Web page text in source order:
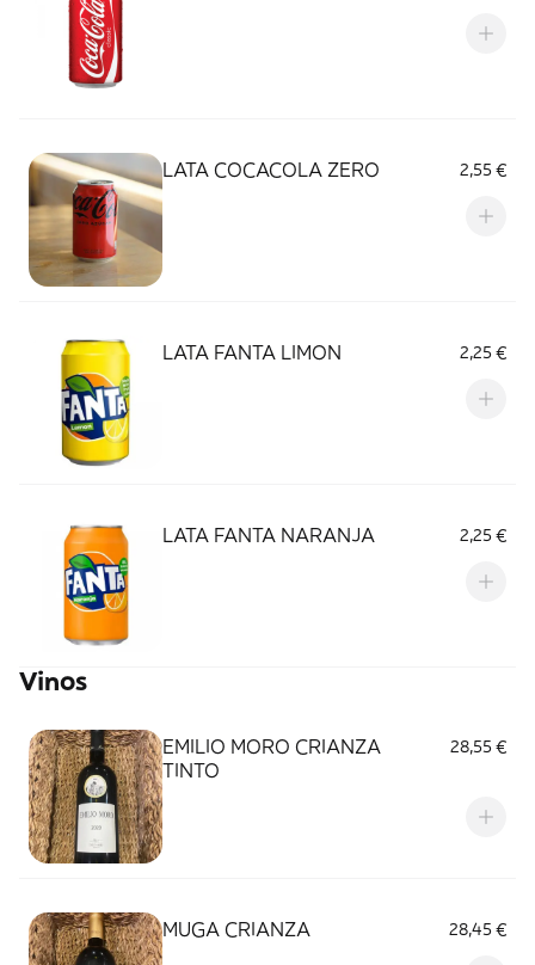
LATA COCACOLA ZERO 2,55 €
LATA FANTA LIMON 2,25 €
LATA FANTA NARANJA 2,25 €
Vinos
EMILIO MORO CRIANZA
TINTO
28,55 €
MUGA CRIANZA 28,45 €